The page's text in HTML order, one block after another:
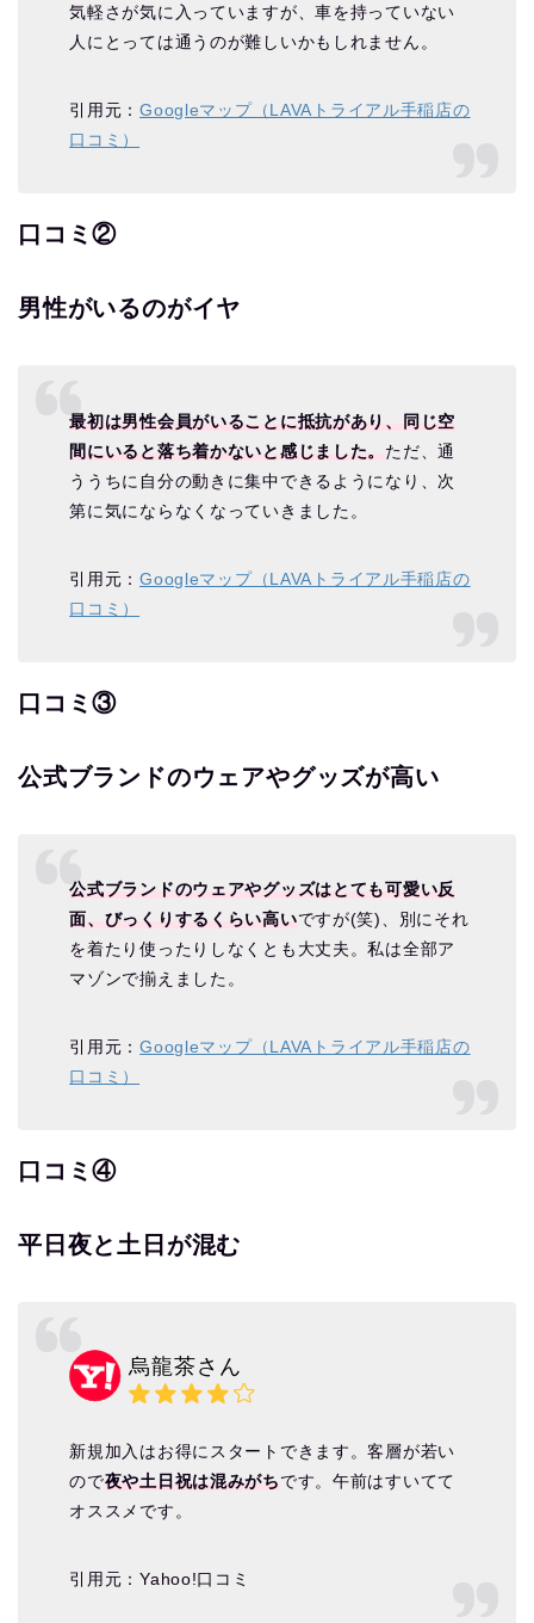
気軽さが気に入っていますが、車を持っていない
人にとっては通うのが難しいかもしれません。
引用元：Googleマップ（LAVAトライアル手稲店の
口コミ）
口コミ②
男性がいるのがイヤ
最初は男性会員がいることに抵抗があり、同じ空
間にいると落ち着かないと感じました。 ただ、通
ううちに自分の動きに集中できるようになり、次
第に気にならなくなっていきました。
引用元：Googleマップ（LAVAトライアル手稲店の
口コミ）
口コミ③
公式ブランドのウェアやグッズが高い
公式ブランドのウェアやグッズはとても可愛い反
面、びっくりするくらい高いですが(笑)、別にそれ
を着たり使ったりしなくとも大丈夫。私は全部ア
マゾンで揃えました。
引用元：Googleマップ（LAVAトライアル手稲店の
口コミ）
口コミ④
平日夜と土日が混む
烏龍茶さん
新規加入はお得にスタートできます。客層が若い
ので夜や土日祝は混みがちです。午前はすいてて
オススメです。
引用元：Yahoo!口コミ